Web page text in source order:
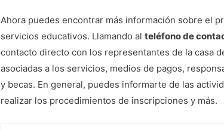
Ahora puedes encontrar más información sobre el
servicios educativos. Llamando alteléfono de
contacto directo con los representantes de la casa
asociadas a los servicios, medios de pagos,
y becas. En general, puedes informarte de las
realizar los procedimientos de inscripciones y más.